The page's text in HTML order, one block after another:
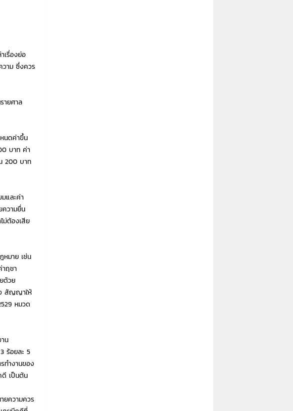
เรื่องย่อ
วาม ซึ่งควร
ายศาล
นดค่าขึ้น
บาท ค่า
200 บาท
และค่า
ความยื่น
ม่ต้องเสีย
หมาย เช่น
ฤชา
ด้วย
ง สัญญาให้
หมวด
น
ร้อยละ 5
ทำงานของ
ดี เป็นต้น
ยความควร